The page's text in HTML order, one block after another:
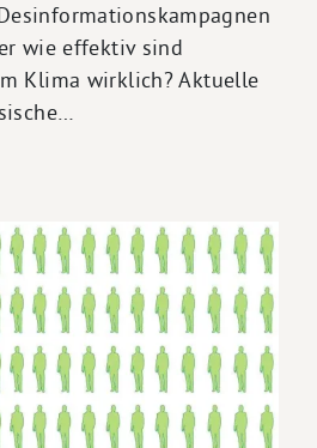
wie effektiv sind
Klima wirklich? Aktuelle